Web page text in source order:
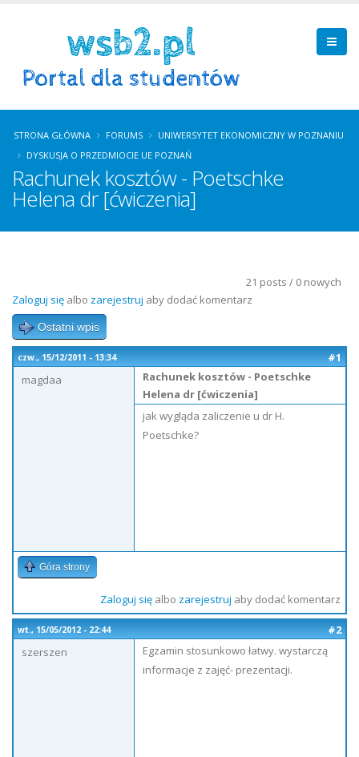
STRONA GŁÓWNA FORUMS
UNIWERSYTET EKONOMICZNY W POZNANIU
DYSKUSJA O PRZEDMIOCIE UE POZNAŃ
Rachunek kosztów - Poetschke
Helena dr [ćwiczenia]
21 posts / 0 nowych
Zaloguj się albo zarejestruj aby dodać komentarz
Ostatni wpis
czw., 15/12/2011 - 13:34
#1
magdaa
Rachunek kosztów - Poetschke
Helena dr [ćwiczenia]
jak wygląda zaliczenie u dr H.
Poetschke?
Góra strony
Zaloguj sięalbo zarejestruj aby dodać komentarz
wt., 15/05/2012 - 22:44
#2
szerszen
Egzamin stosunkowo łatwy. wystarczą
informacje z zajęć- prezentacji.